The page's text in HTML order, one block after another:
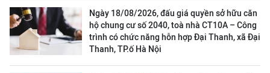
Ngày 18/08/2026, đấu giá quyền sở hữu căn
hộ chung cư số 2040, toà nhà CT10A – Công
trình có chức năng hỗn hợp Đại Thanh, xã Đại
Thanh, TP.ố Hà Nội